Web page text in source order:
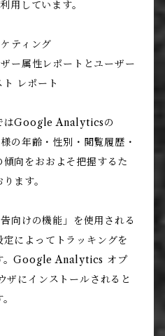
用しています。
ティング
属性レポートとユーザー
レポート
はGoogle Analyticsの
の年齢・性別・閲覧履歴・
向をおおよそ把握するた
ます。
向けの機能」を使用される
によってトラッキングを
。Google Analytics オプ
ザにインストールされると